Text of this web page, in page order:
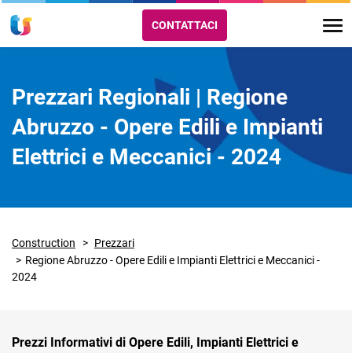
CONTATTACI
Prezzari Regionali | Regione
Abruzzo - Opere Edili e Impianti
Elettrici e Meccanici - 2024
Construction
Prezzari
Regione Abruzzo - Opere Edili e Impianti Elettrici e Meccanici -
2024
Prezzi Informativi di Opere Edili, Impianti Elettrici e